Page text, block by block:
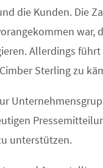
die Kunden. Die
war,
Allerdings
Sterling zu
unterstützen.